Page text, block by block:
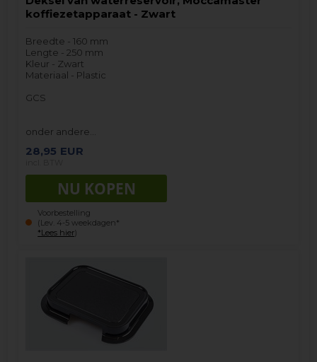
koffiezetapparaat - Zwart
Breedte - 160 mm
Lengte - 250 mm
Kleur - Zwart
Materiaal - Plastic
GCS
onder andere…
28,95 EUR
Voorbestelling
(Lev. 4-5 weekdagen*
*Lees hier)